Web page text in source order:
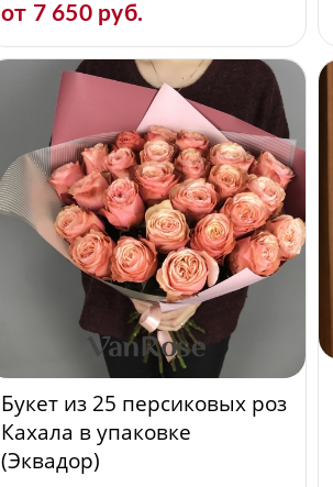
от 7 650 руб.
Букет из 25 персиковых роз
Кахала в упаковке
(Эквадор)